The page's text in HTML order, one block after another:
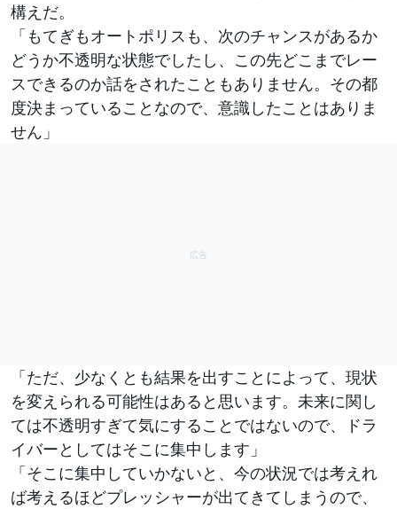
構えだ。
「もてぎもオートポリスも、次のチャンスがあるか
どうか不透明な状態でしたし、この先どこまでレー
スできるのか話をされたこともありません。その都
度決まっていることなので、意識したことはありま
せん」
「ただ、少なくとも結果を出すことによって、現状
を変えられる可能性はあると思います。未来に関し
ては不透明すぎて気にすることではないので、ドラ
イバーとしてはそこに集中します」
「そこに集中していかないと、今の状況では考えれ
ば考えるほどプレッシャーが出てきてしまうので、